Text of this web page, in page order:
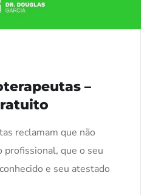
–
reclamam que não
profissional, que o seu
e seu atestado